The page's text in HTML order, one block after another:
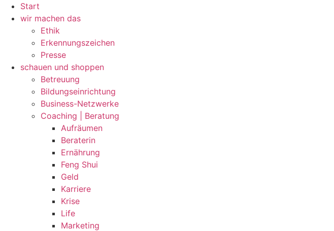
Zum
Inhalt
wechseln
Start
wir machen das
Ethik
Erkennungszeichen
Presse
schauen und shoppen
Betreuung
Bildungseinrichtung
Business-Netzwerke
Coaching | Beratung
Aufräumen
Beraterin
Ernährung
Feng Shui
Geld
Karriere
Krise
Life
Marketing